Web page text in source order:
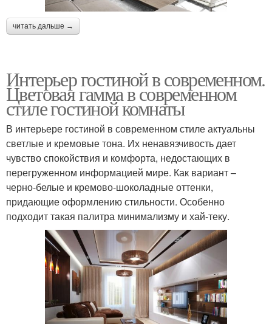
читать дальше →
Интерьер гостиной в современном.
Цветовая гамма в современном
стиле гостиной комнаты
В интерьере гостиной в современном стиле актуальны
светлые и кремовые тона. Их ненавязчивость дает
чувство спокойствия и комфорта, недостающих в
перегруженном информацией мире. Как вариант –
черно-белые и кремово-шоколадные оттенки,
придающие оформлению стильности. Особенно
подходит такая палитра минимализму и хай-теку.